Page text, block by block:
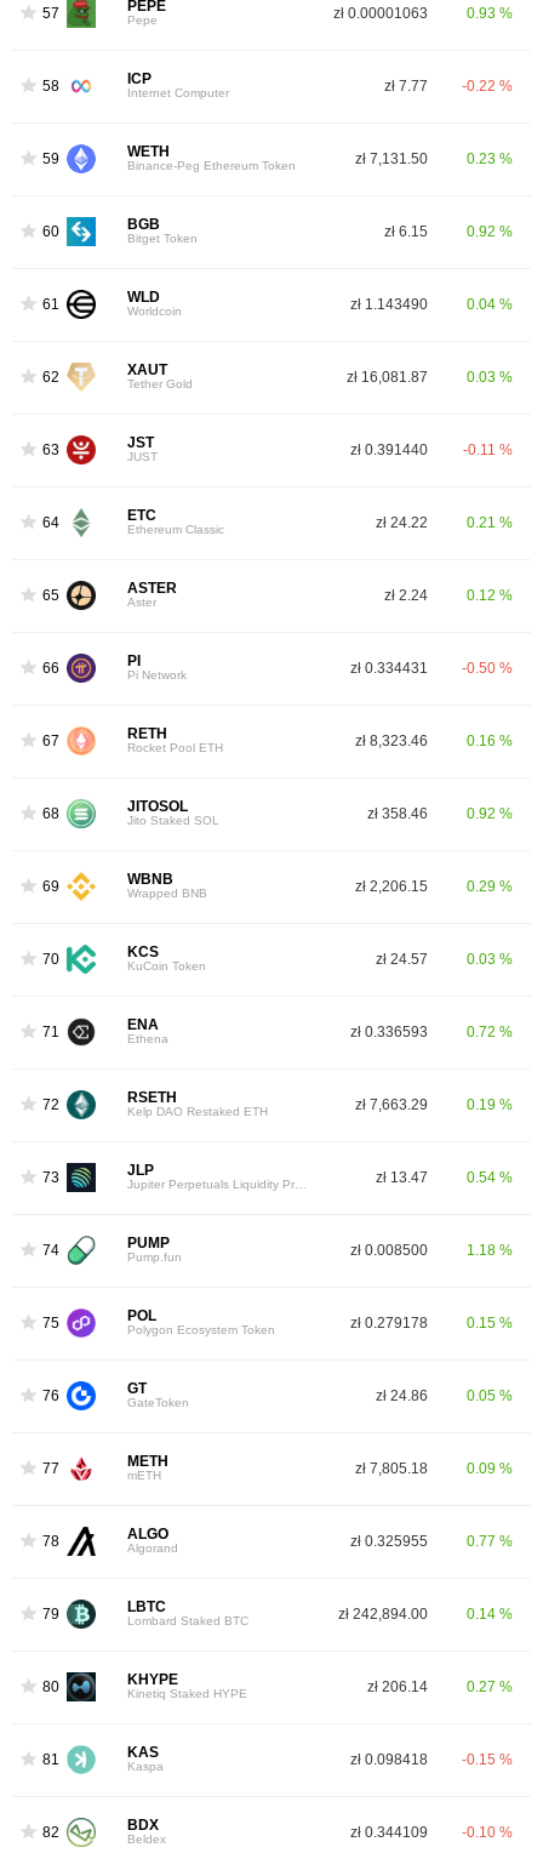
57 PEPE
Pepe zł 0.00001063 0.93 %
58 ICP
Internet Computer zł 7.77 -0.22 %
59 WETH
Binance-Peg Ethereum Token zł 7,131.50 0.23 %
60 BGB
Bitget Token zł 6.15 0.92 %
61 WLD
Worldcoin zł 1.143490 0.04 %
62 XAUT
Tether Gold zł 16,081.87 0.03 %
63 JST
JUST zł 0.391440 -0.11 %
64 ETC
Ethereum Classic zł 24.22 0.21 %
65 ASTER
Aster zł 2.24 0.12 %
66 PI
Pi Network zł 0.334431 -0.50 %
67 RETH
Rocket Pool ETH zł 8,323.46 0.16 %
68 JITOSOL
Jito Staked SOL zł 358.46 0.92 %
69 WBNB
Wrapped BNB zł 2,206.15 0.29 %
70 KCS
KuCoin Token zł 24.57 0.03 %
71 ENA
Ethena zł 0.336593 0.72 %
72 RSETH
Kelp DAO Restaked ETH zł 7,663.29 0.19 %
73 JLP zł 13.47 0.54 %
74 PUMP
Pump.fun zł 0.008500 1.18 %
75 POL
Polygon Ecosystem Token zł 0.279178 0.15 %
76 GT
GateToken zł 24.86 0.05 %
77 METH
mETH zł 7,805.18 0.09 %
78 ALGO
Algorand zł 0.325955 0.77 %
79 LBTC
Lombard Staked BTC zł 242,894.00 0.14 %
80 KHYPE
Kinetiq Staked HYPE zł 206.14 0.27 %
81 KAS
Kaspa zł 0.098418 -0.15 %
82 BDX
Beldex zł 0.344109 -0.10 %